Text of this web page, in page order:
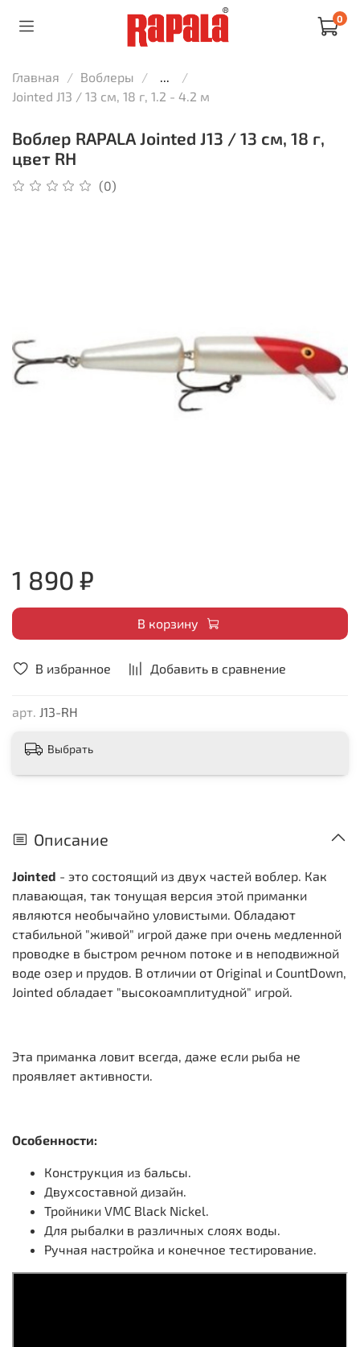
0
Главная Воблеры
...
Jointed J13 / 13 см, 18 г, 1.2 - 4.2 м
Воблер RAPALA Jointed J13 / 13 см, 18 г,
цвет RH
(0)
В избранное Добавить в сравнение
арт. J13-RH
1 890 ₽
В корзину
Выбрать
Описание
Jointed - это состоящий из двух частей воблер. Как
плавающая, так тонущая версия этой приманки
являются необычайно уловистыми. Обладают
стабильной "живой" игрой даже при очень медленной
проводке в быстром речном потоке и в неподвижной
воде озер и прудов. В отличии от Original и CountDown,
Jointed обладает "высокоамплитудной" игрой.
Эта приманка ловит всегда, даже если рыба не
проявляет активности.
Особенности:
Конструкция из бальсы.
Двухсоставной дизайн.
Тройники VMC Black Nickel.
Для рыбалки в различных слоях воды.
Ручная настройка и конечное тестирование.